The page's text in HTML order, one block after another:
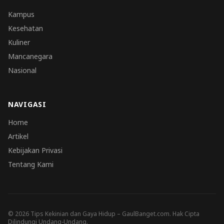
Kampus
Kesehatan
Kuliner
Mancanegara
Nasional
NAVIGASI
Home
Artikel
Kebijakan Privasi
Tentang Kami
© 2026 Tips Kekinian dan Gaya Hidup – GaulBanget.com. Hak Cipta
Dilindungi Undang-Undang.